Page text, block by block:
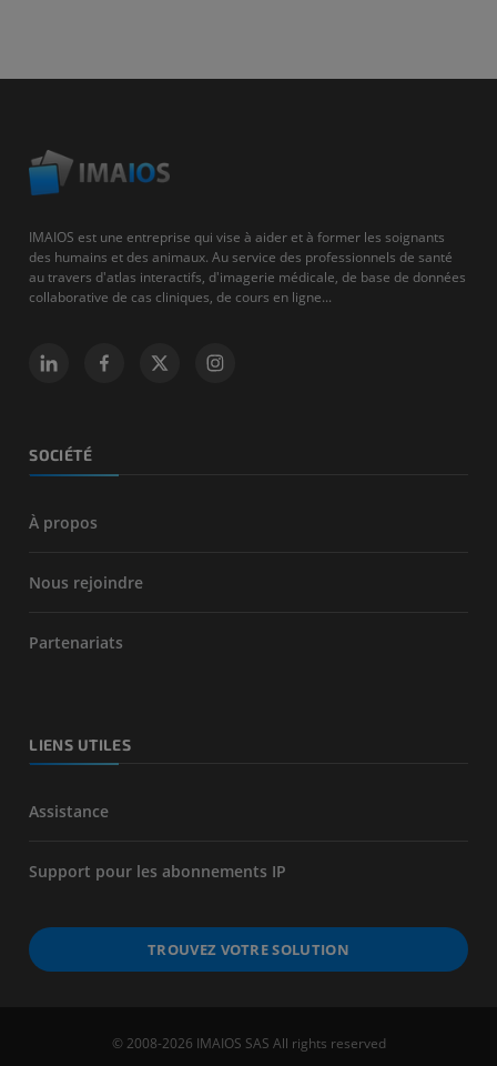
IMAIOS est une entreprise qui vise à aider et à former les soignants
des humains et des animaux. Au service des professionnels de santé
au travers d'atlas interactifs, d'imagerie médicale, de base de données
collaborative de cas cliniques, de cours en ligne...
SOCIÉTÉ
À propos
Nous rejoindre
Partenariats
LIENS UTILES
Assistance
Support pour les abonnements IP
TROUVEZ VOTRE SOLUTION
© 2008-2026 IMAIOS SAS All rights reserved